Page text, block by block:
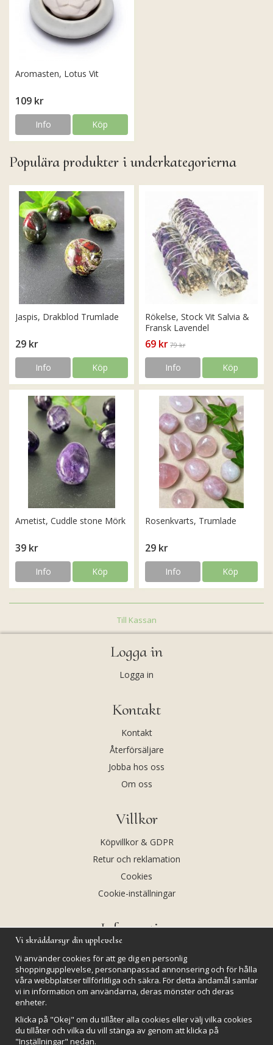
Aromasten, Lotus Vit
109 kr
Info Köp
Populära produkter i underkategorierna
Jaspis, Drakblod Trumlade
29 kr
Info Köp
Rökelse, Stock Vit Salvia &
Fransk Lavendel
69 kr 79 kr
Info Köp
Ametist, Cuddle stone Mörk
39 kr
Info Köp
Rosenkvarts, Trumlade
29 kr
Info Köp
Till Kassan
Logga in
Logga in
Kontakt
Kontakt
Återförsäljare
Jobba hos oss
Om oss
Villkor
Köpvillkor & GDPR
Retur och reklamation
Cookies
Cookie-inställningar
Information
Kalendarium
Nyheter
Kristaller och fairtrade
Rena & Ladda kristaller
Vi skräddarsyr din upplevelse
Vi använder cookies för att ge dig en personlig
shoppingupplevelse, personanpassad annonsering och för hålla
våra webbplatser tillförlitliga och säkra. För detta ändamål samlar
vi in information om användarna, deras mönster och deras
enheter.
Klicka på "Okej" om du tillåter alla cookies eller välj vilka cookies
du tillåter och vilka du vill stänga av genom att klicka på
"Inställningar" nedan.